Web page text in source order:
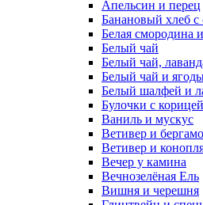
Апельсин и перец
Банановый хлеб с
Белая смородина
Белый чай
Белый чай,
Белый чай и
Белый шалфей и
Булочки с корицей
Ваниль и мускус
Ветивер и
Ветивер и
Вечер у камина
Вечнозелёная Ель
Вишня и черешня